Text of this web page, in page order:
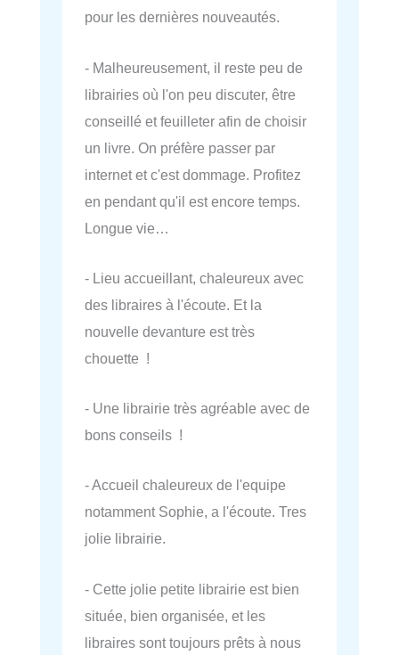
pour les dernières nouveautés.
- Malheureusement, il reste peu de
librairies où l'on peu discuter, être
conseillé et feuilleter afin de choisir
un livre. On préfère passer par
internet et c'est dommage. Profitez
en pendant qu'il est encore temps.
Longue vie…
- Lieu accueillant, chaleureux avec
des libraires à l'écoute. Et la
nouvelle devanture est très
chouette !
- Une librairie très agréable avec de
bons conseils !
- Accueil chaleureux de l'equipe
notamment Sophie, a l'écoute. Tres
jolie librairie.
- Cette jolie petite librairie est bien
située, bien organisée, et les
libraires sont toujours prêts à nous